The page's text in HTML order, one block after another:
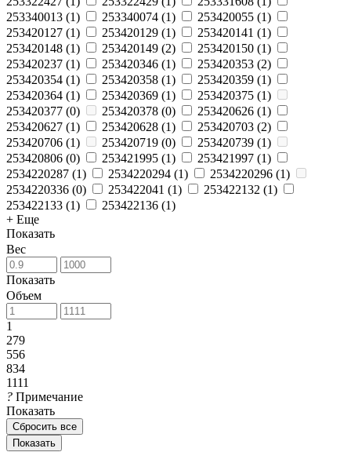
253340013 (1) 253340074 (1) 253420055 (1)
253420127 (1) 253420129 (1) 253420141 (1)
253420148 (1) 253420149 (2) 253420150 (1)
253420237 (1) 253420346 (1) 253420353 (2)
253420354 (1) 253420358 (1) 253420359 (1)
253420364 (1) 253420369 (1) 253420375 (1)
253420377 (0) 253420378 (0) 253420626 (1)
253420627 (1) 253420628 (1) 253420703 (2)
253420706 (1) 253420719 (0) 253420739 (1)
253420806 (0) 253421995 (1) 253421997 (1)
2534220287 (1) 2534220294 (1) 2534220296 (1)
2534220336 (0) 253422041 (1) 253422132 (1)
253422133 (1) 253422136 (1)
+ Еще
Показать
Вес
Показать
Объем
1
279
556
834
1111
? Примечание
Показать
Сбросить все